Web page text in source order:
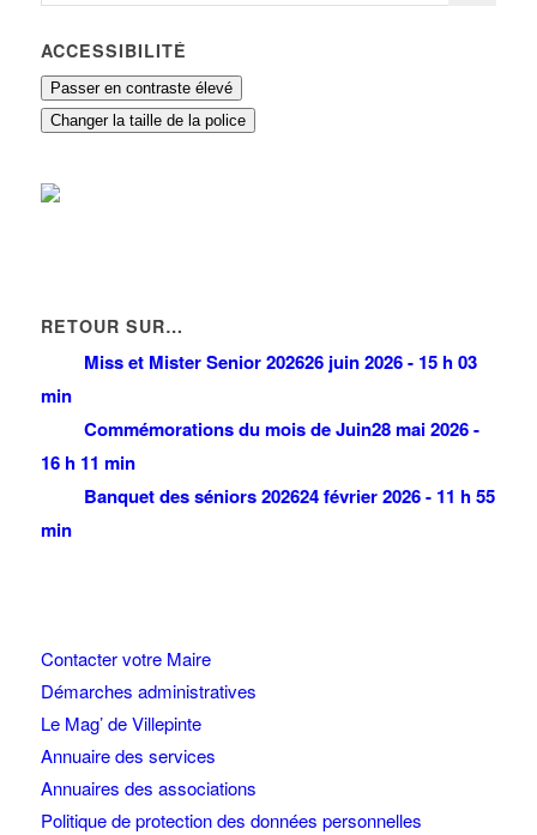
ACCESSIBILITÉ
Passer en contraste élevé
Changer la taille de la police
RETOUR SUR…
Miss et Mister Senior 202626 juin 2026 - 15 h 03
min
Commémorations du mois de Juin28 mai 2026 -
16 h 11 min
Banquet des séniors 202624 février 2026 - 11 h 55
min
Contacter votre Maire
Démarches administratives
Le Mag’ de Villepinte
Annuaire des services
Annuaires des associations
Politique de protection des données personnelles